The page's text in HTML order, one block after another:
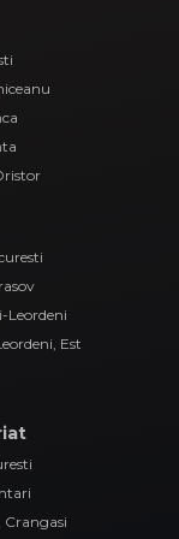
Leordeni
Est